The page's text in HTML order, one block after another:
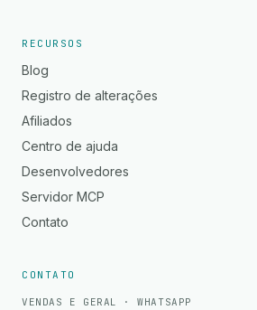
RECURSOS
Blog
Registro de alterações
Afiliados
Centro de ajuda
Desenvolvedores
Servidor MCP
Contato
CONTATO
VENDAS E GERAL · WHATSAPP